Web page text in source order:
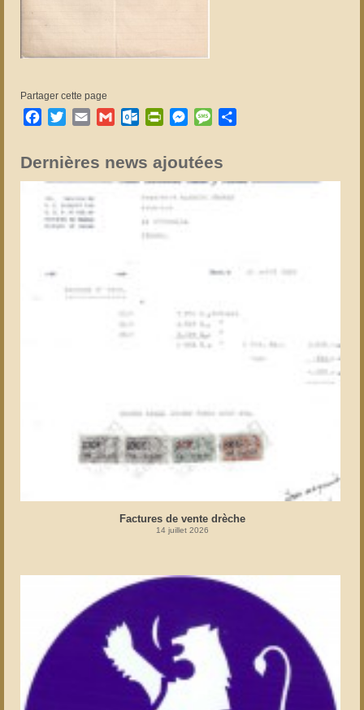
Partager cette page
Facebook
TwitterEmail GmailOutlook.com
PrintFriendly
Messenger
Message
Dernières news ajoutées
Factures de vente drèche
14 juillet 2026